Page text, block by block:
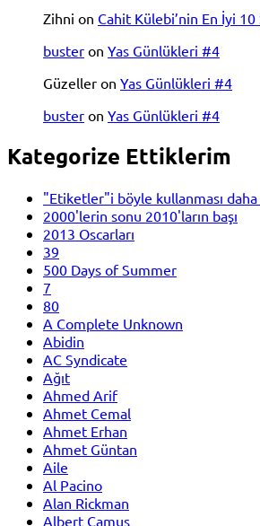
Zihni on Cahit Külebi’nin En İyi 10
buster on Yas Günlükleri #4
Güzeller on Yas Günlükleri #4
buster on Yas Günlükleri #4
Kategorize Ettiklerim
"Etiketler"i böyle kullanması
2000'lerin sonu 2010'ların başı
2013 Oscarları
39
500 Days of Summer
7
80
A Complete Unknown
Abidin
AC Syndicate
Ağıt
Ahmed Arif
Ahmet Cemal
Ahmet Erhan
Ahmet Güntan
Aile
Al Pacino
Alan Rickman
Albert Camus